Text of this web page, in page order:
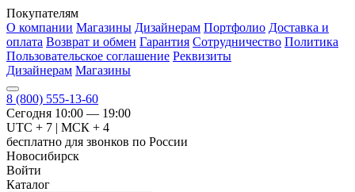
Покупателям
О компании Магазины Дизайнерам Портфолио Доставка и
оплата Возврат и обмен Гарантия Сотрудничество Политика
Пользовательское соглашение Реквизиты
Дизайнерам Магазины
8 (800) 555-13-60
Сегодня 10:00 — 19:00
UTC + 7 | МСК + 4
бесплатно для звонков по России
Новосибирск
Войти
Каталог